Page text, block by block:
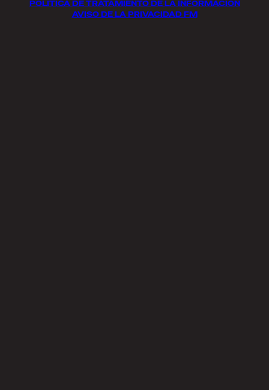
POLITICA DE TRATAMIENTO DE LA INFORMACION
AVISO DE LA PRIVACIDAD FM